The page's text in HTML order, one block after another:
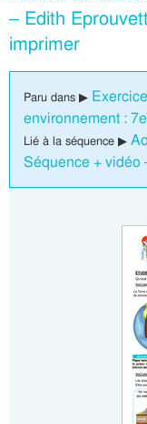
– Edith
imprimer
Paru dans ▶
environnement :
Lié à la séquence ▶
Séquence + vidéo